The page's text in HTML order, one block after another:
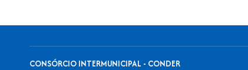
CONSÓRCIO INTERMUNICIPAL - CONDER